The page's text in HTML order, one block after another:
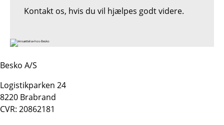
Kontakt os, hvis du vil hjælpes godt videre.
Besko A/S
Logistikparken 24
8220 Brabrand
CVR: 20862181